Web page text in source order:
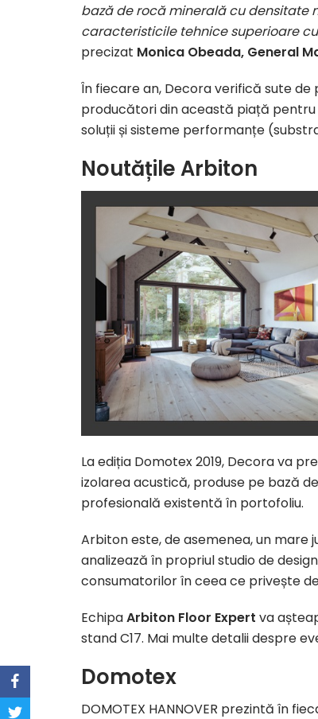
bază de rocă minerală cu densitate
caracteristicile tehnice superioare
precizat Monica Obeada, General
În fiecare an, Decora verifică sute
producători din această piață
soluții și sisteme performanțe
Noutățile Arbiton
La ediția Domotex 2019, Decora va
izolarea acustică, produse pe bază
profesională existentă în portofoliu.
Arbiton este, de asemenea, un
analizează în propriul studio de
consumatorilor în ceea ce privește
EchipaArbiton Floor Expert va
stand C17. Mai multe detalii despre
Domotex
DOMOTEX HANNOVER prezintă în